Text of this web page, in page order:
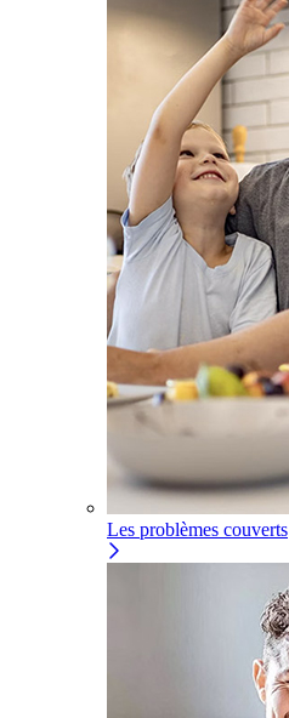
Les problèmes couverts